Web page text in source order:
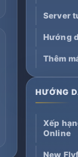
Server
Hướng
Thêm
HƯỚNG
Xếp
Online
New